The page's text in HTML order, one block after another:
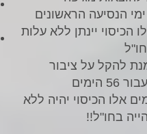
התשלום יגבה רק עבור 20 ימי הנסיעה הראשונים
אלו הכיסוי יינתן ללא עלות
להקל על ציבור
התרמילאים התשלום יהיה עבור 56 הימים
אלו הכיסוי יהיה ללא
בחו"ל!!